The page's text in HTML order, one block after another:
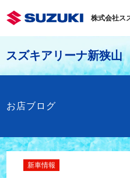
株式会社ス
スズキアリーナ新狭山
お店ブログ
新車情報